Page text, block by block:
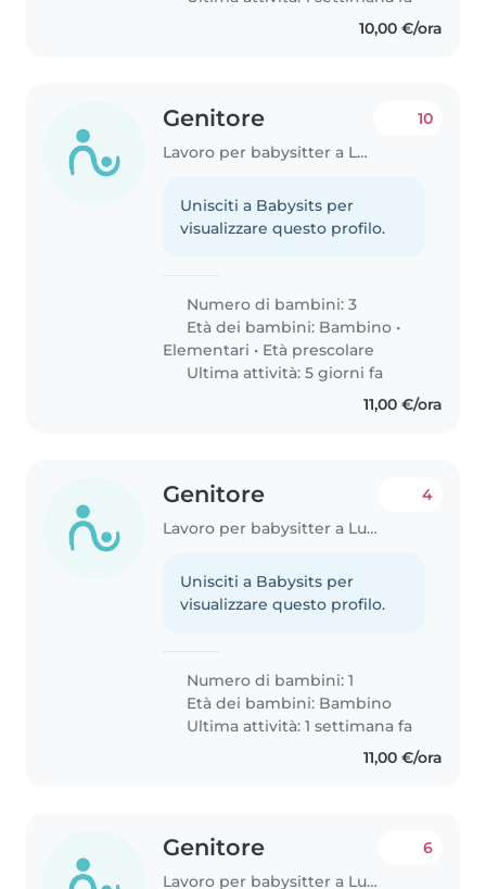
10,00 €/ora
Genitore
Lavoro per babysitter a Lucca
10
Unisciti a Babysits per
visualizzare questo profilo.
Numero di bambini: 3
Età dei bambini: Bambino •
Elementari • Età prescolare
Ultima attività: 5 giorni fa
11,00 €/ora
Genitore
Lavoro per babysitter a Lucca
4
Unisciti a Babysits per
visualizzare questo profilo.
Numero di bambini: 1
Età dei bambini: Bambino
Ultima attività: 1 settimana fa
11,00 €/ora
Genitore
Lavoro per babysitter a Lucca
6